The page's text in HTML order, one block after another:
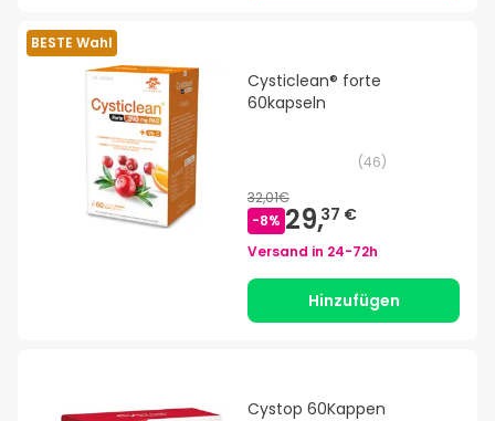
BESTE Wahl
Cysticlean® forte
60kapseln
(46)
32,01€
-8% 29,37 €
Versand in 24-72h
Hinzufügen
Cystop 60Kappen